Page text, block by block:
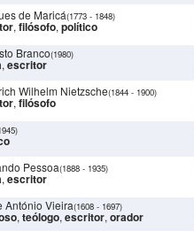
de Maricá(1773 - 1848)
, filósofo, político
Branco(1980)
, escritor
Wilhelm Nietzsche(1844 - 1900)
, filósofo
Pessoa(1888 - 1935)
, escritor
António Vieira(1608 - 1697)
, teólogo, escritor, orador